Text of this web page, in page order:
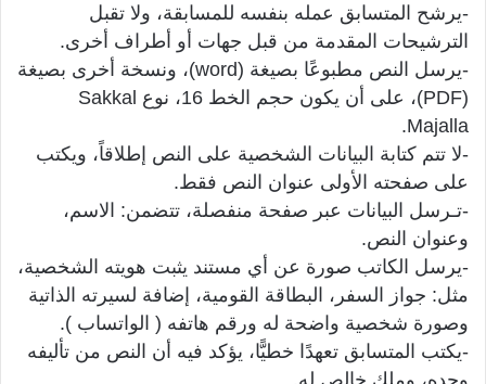
-يرشح المتسابق عمله بنفسه للمسابقة، ولا تقبل
الترشيحات المقدمة من قبل جهات أو أطراف أخرى.
-يرسل النص مطبوعًا بصيغة (word)، ونسخة أخرى بصيغة
(PDF)، على أن يكون حجم الخط 16، نوع Sakkal
Majalla.
-لا تتم كتابة البيانات الشخصية على النص إطلاقاً، ويكتب
على صفحته الأولى عنوان النص فقط.
-تـرسل البيانات عبر صفحة منفصلة، تتضمن: الاسم،
وعنوان النص.
-يرسل الكاتب صورة عن أي مستند يثبت هويته الشخصية،
مثل: جواز السفر، البطاقة القومية، إضافة لسيرته الذاتية
وصورة شخصية واضحة له ورقم هاتفه ( الواتساب ).
-يكتب المتسابق تعهدًا خطيًّا، يؤكد فيه أن النص من تأليفه
وحده، وملك خالص له.